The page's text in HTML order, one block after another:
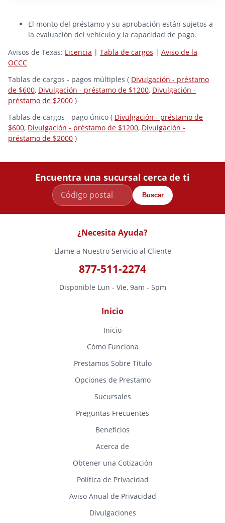
El monto del préstamo y su aprobación están sujetos a
la evaluación del vehículo y la capacidad de pago.
Avisos de Texas: Licencia | Tabla de cargos | Aviso de la
OCCC
Tablas de cargos - pagos múltiples ( Divulgación - préstamo
de $600, Divulgación - préstamo de $1200, Divulgación -
préstamo de $2000 )
Tablas de cargos - pago único ( Divulgación - préstamo de
$600, Divulgación - préstamo de $1200, Divulgación -
préstamo de $2000 )
Encuentra una sucursal cerca de ti
Buscar
¿Necesita Ayuda?
Llame a Nuestro Servicio al Cliente
877-511-2274
Disponible Lun - Vie, 9am - 5pm
Inicio
Inicio
Cómo Funciona
Prestamos Sobre Titulo
Opciones de Prestamo
Sucursales
Preguntas Frecuentes
Beneficios
Acerca de
Obtener una Cotización
Política de Privacidad
Aviso Anual de Privacidad
Divulgaciones